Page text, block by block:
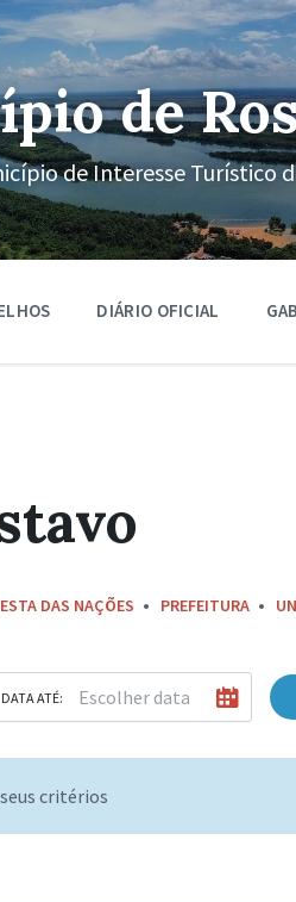
de
de Interesse Turístico
DIÁRIO OFICIAL
DAS NAÇÕES PREFEITURA
DATA ATÉ:
critérios